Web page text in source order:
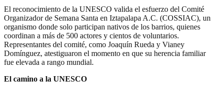
El reconocimiento de la UNESCO valida el esfuerzo del Comité
Organizador de Semana Santa en Iztapalapa A.C. (COSSIAC), un
organismo donde solo participan nativos de los barrios, quienes
coordinan a más de 500 actores y cientos de voluntarios.
Representantes del comité, como Joaquín Rueda y Vianey
Domínguez, atestiguaron el momento en que su herencia familiar
fue elevada a rango mundial.
El camino a la UNESCO